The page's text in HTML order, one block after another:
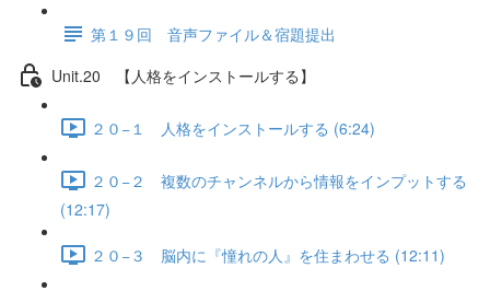
第１９回 音声ファイル＆宿題提出
Unit.20 【人格をインストールする】
２０−１ 人格をインストールする (6:24)
２０−２ 複数のチャンネルから情報をインプットする
(12:17)
２０−３ 脳内に『憧れの人』を住まわせる (12:11)